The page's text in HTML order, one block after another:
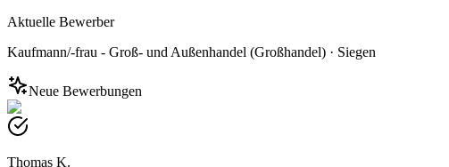
Aktuelle Bewerber
Kaufmann/-frau - Groß- und Außenhandel (Großhandel) · Siegen
Neue Bewerbungen
Thomas K.